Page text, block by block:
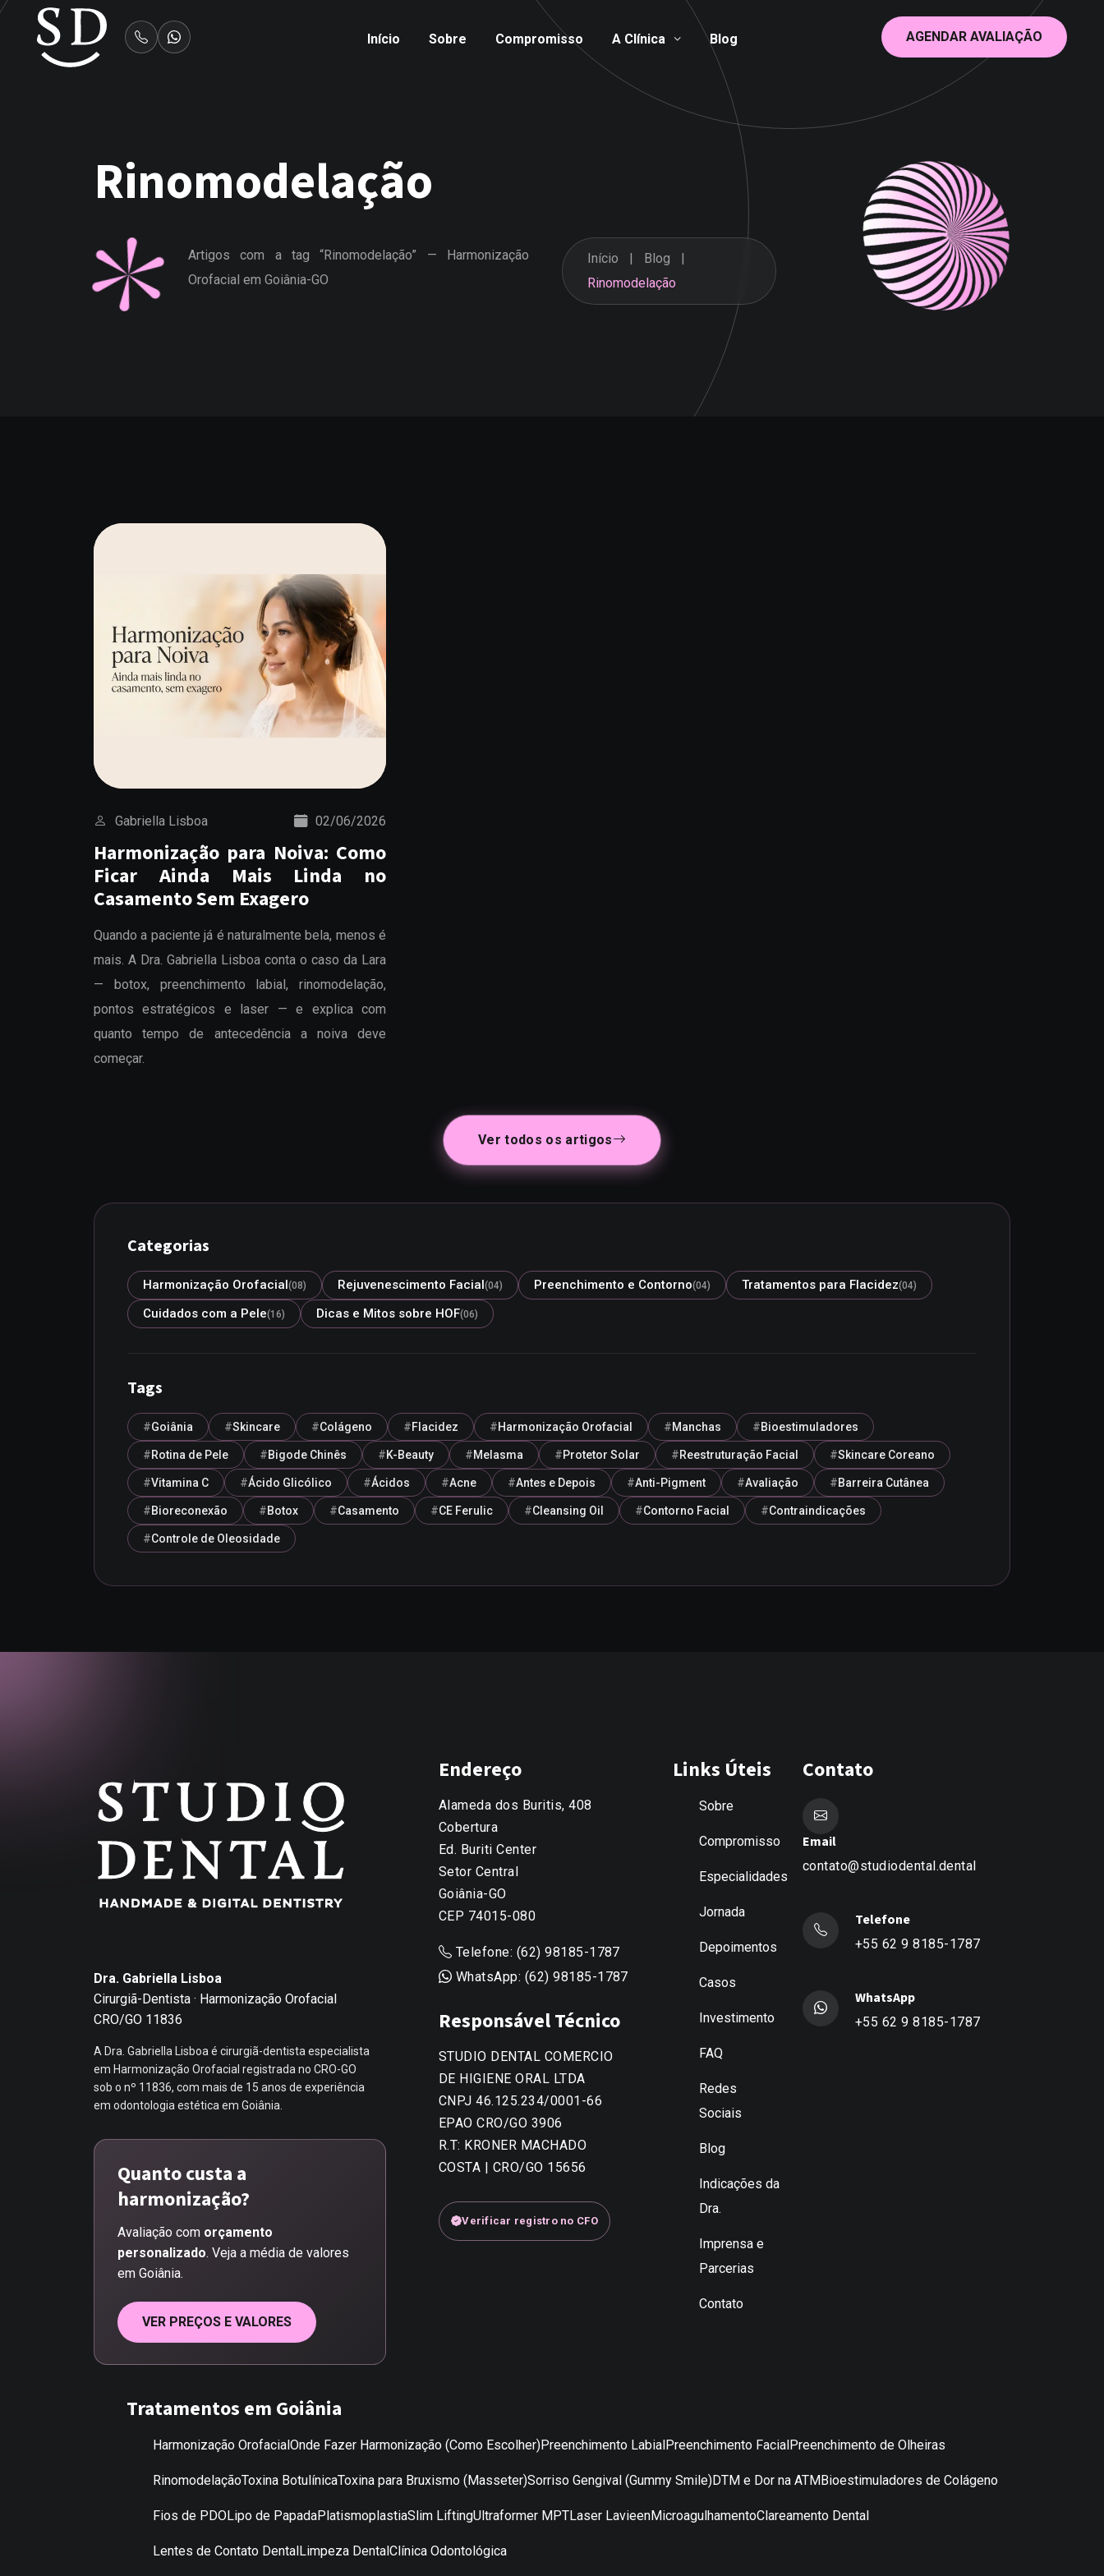
Início Sobre Compromisso A Clínica Blog AGENDAR AVALIAÇÃO
Rinomodelação
Artigos com a tag “Rinomodelação” — Harmonização
Orofacial em Goiânia-GO
Início
Blog
Rinomodelação
Gabriella Lisboa 02/06/2026
Harmonização para Noiva: Como
Ficar Ainda Mais Linda no
Casamento Sem Exagero
Quando a paciente já é naturalmente bela, menos é
mais. A Dra. Gabriella Lisboa conta o caso da Lara
— botox, preenchimento labial, rinomodelação,
pontos estratégicos e laser — e explica com
quanto tempo de antecedência a noiva deve
começar.
Ver todos os artigos
Categorias
Harmonização Orofacial(08) Rejuvenescimento Facial(04) Preenchimento e Contorno(04) Tratamentos para Flacidez(04)
Cuidados com a Pele(16) Dicas e Mitos sobre HOF(06)
Tags
Goiânia Skincare Colágeno Flacidez Harmonização Orofacial Manchas Bioestimuladores
Rotina de Pele Bigode Chinês K-Beauty Melasma Protetor Solar Reestruturação Facial Skincare Coreano
Vitamina C Ácido Glicólico Ácidos Acne Antes e Depois Anti-Pigment Avaliação Barreira Cutânea
Bioreconexão Botox Casamento CE Ferulic Cleansing Oil Contorno Facial Contraindicações
Controle de Oleosidade
Dra. Gabriella Lisboa
Cirurgiã-Dentista · Harmonização Orofacial
CRO/GO 11836
A Dra. Gabriella Lisboa é cirurgiã-dentista especialista
em Harmonização Orofacial registrada no CRO-GO
sob o nº 11836, com mais de 15 anos de experiência
em odontologia estética em Goiânia.
Quanto custa a
harmonização?
Avaliação com orçamento
personalizado. Veja a média de valores
em Goiânia.
VER PREÇOS E VALORES
Endereço
Alameda dos Buritis, 408
Cobertura
Ed. Buriti Center
Setor Central
Goiânia-GO
CEP 74015-080
Telefone: (62) 98185-1787
WhatsApp: (62) 98185-1787
Responsável Técnico
STUDIO DENTAL COMERCIO
DE HIGIENE ORAL LTDA
CNPJ 46.125.234/0001-66
EPAO CRO/GO 3906
R.T: KRONER MACHADO
COSTA | CRO/GO 15656
Verificar registro no CFO
Links Úteis
Sobre
Compromisso
Especialidades
Jornada
Depoimentos
Casos
Investimento
FAQ
Redes
Sociais
Blog
Indicações da
Dra.
Imprensa e
Parcerias
Contato
Contato
Email
contato@studiodental.dental
Telefone
+55 62 9 8185-1787
WhatsApp
+55 62 9 8185-1787
Tratamentos em Goiânia
Harmonização OrofacialOnde Fazer Harmonização (Como Escolher)Preenchimento LabialPreenchimento FacialPreenchimento de Olheiras
RinomodelaçãoToxina BotulínicaToxina para Bruxismo (Masseter)Sorriso Gengival (Gummy Smile)DTM e Dor na ATMBioestimuladores de Colágeno
Fios de PDOLipo de PapadaPlatismoplastiaSlim LiftingUltraformer MPTLaser LavieenMicroagulhamentoClareamento Dental
Lentes de Contato DentalLimpeza DentalClínica Odontológica